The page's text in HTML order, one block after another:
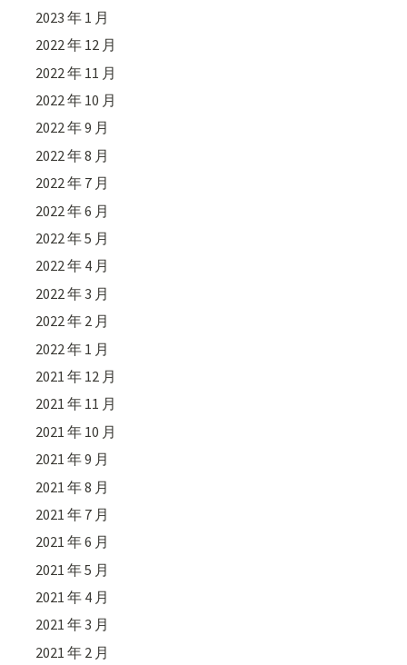
2023 年 1 月
2022 年 12 月
2022 年 11 月
2022 年 10 月
2022 年 9 月
2022 年 8 月
2022 年 7 月
2022 年 6 月
2022 年 5 月
2022 年 4 月
2022 年 3 月
2022 年 2 月
2022 年 1 月
2021 年 12 月
2021 年 11 月
2021 年 10 月
2021 年 9 月
2021 年 8 月
2021 年 7 月
2021 年 6 月
2021 年 5 月
2021 年 4 月
2021 年 3 月
2021 年 2 月